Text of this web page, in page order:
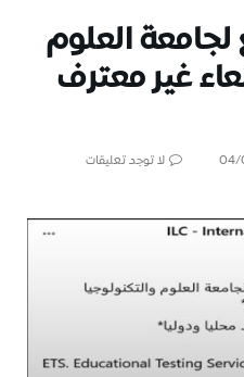
لجامعة العلوم
غير معترف
04/
لا توجد تعليقات